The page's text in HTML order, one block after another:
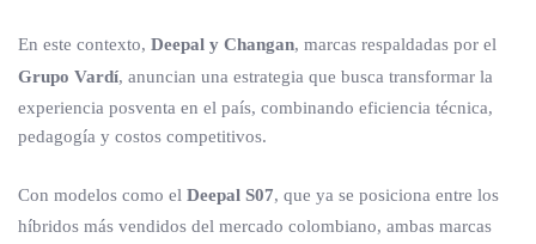
En este contexto, Deepal y Changan, marcas respaldadas por el
Grupo Vardí, anuncian una estrategia que busca transformar la
experiencia posventa en el país, combinando eficiencia técnica,
pedagogía y costos competitivos.
Con modelos como el Deepal S07, que ya se posiciona entre los
híbridos más vendidos del mercado colombiano, ambas marcas